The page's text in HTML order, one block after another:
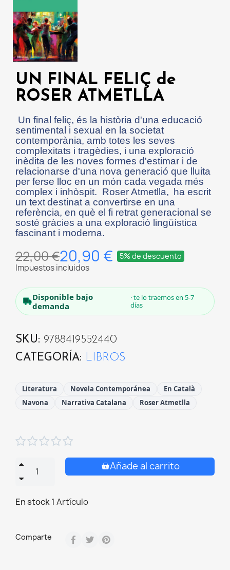
UN FINAL FELIÇ de
ROSER ATMETLLA
Un final feliç, és la història d'una educació
sentimental i sexual en la societat
contemporània, amb totes les seves
complexitats i tragèdies, i una exploració
inèdita de les noves formes d'estimar i de
relacionarse d'una nova generació que lluita
per ferse lloc en un món cada vegada més
complex i inhòspit. Roser Atmetlla, ha escrit
un text destinat a convertirse en una
referència, en què el fi retrat generacional se
sosté gràcies a una exploració lingüística
fascinant i moderna.
22,00 €20,90 € 5% de descuento
Impuestos incluidos
Disponible bajo
demanda
· te lo traemos en 5-7
días
SKU
9788419552440
CATEGORÍA
LIBROS
Literatura Novela Contemporánea
En Català
Navona
Narrativa Catalana Roser Atmetlla

Añade al carrito
En stock1 Artículo
Comparte